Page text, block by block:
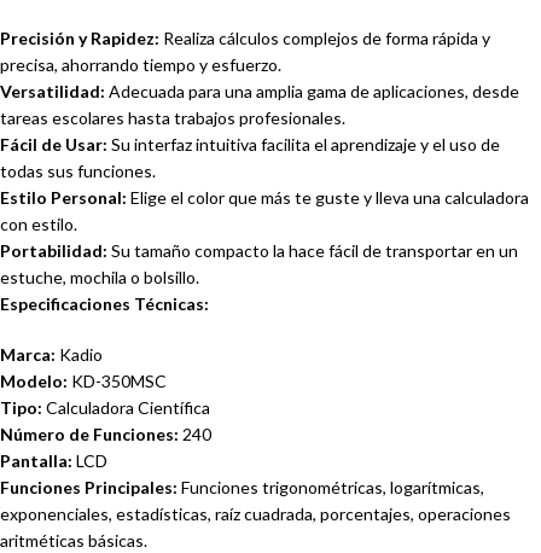
Precisión y Rapidez: Realiza cálculos complejos de forma rápida y
precisa, ahorrando tiempo y esfuerzo.
Versatilidad: Adecuada para una amplia gama de aplicaciones, desde
tareas escolares hasta trabajos profesionales.
Fácil de Usar: Su interfaz intuitiva facilita el aprendizaje y el uso de
todas sus funciones.
Estilo Personal: Elige el color que más te guste y lleva una calculadora
con estilo.
Portabilidad: Su tamaño compacto la hace fácil de transportar en un
estuche, mochila o bolsillo.
Especificaciones Técnicas:
Marca: Kadio
Modelo: KD-350MSC
Tipo: Calculadora Científica
Número de Funciones: 240
Pantalla: LCD
Funciones Principales: Funciones trigonométricas, logarítmicas,
exponenciales, estadísticas, raíz cuadrada, porcentajes, operaciones
aritméticas básicas.